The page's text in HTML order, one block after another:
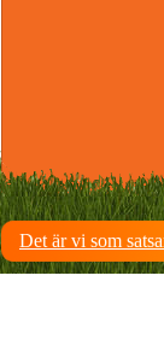
Det är vi som